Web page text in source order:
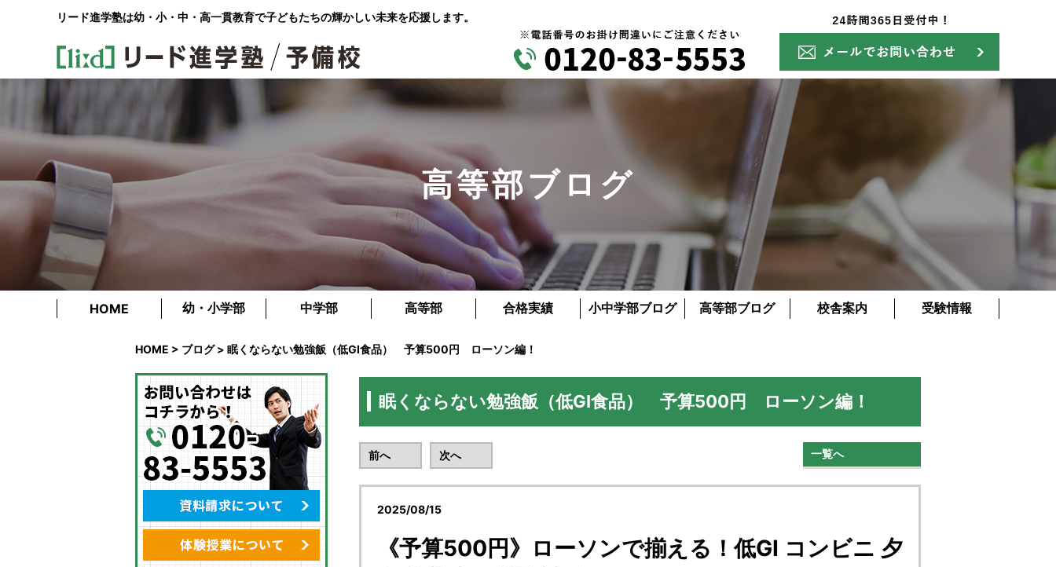
リード進学塾は幼・小・中・高一貫教育で子どもたちの輝かしい未来を応援します。
高等部ブログ
HOME 幼・小学部 中学部 高等部 合格実績 小中学部ブログ 高等部ブログ 校舎案内 受験情報
HOME > ブログ> 眠くならない勉強飯（低GI食品） 予算500円 ローソン編！
眠くならない勉強飯（低GI食品） 予算500円 ローソン編！
前へ 次へ 一覧へ
2025/08/15
《予算500円》ローソンで揃える！低GI コンビニ 夕